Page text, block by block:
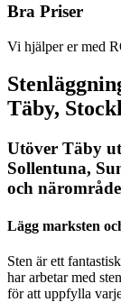
Bra Priser
Vi hjälper er med
Täby,
Utöver Täby
Sollentuna,
och
Lägg marksten
Sten är ett
har arbetar med
för att uppfylla